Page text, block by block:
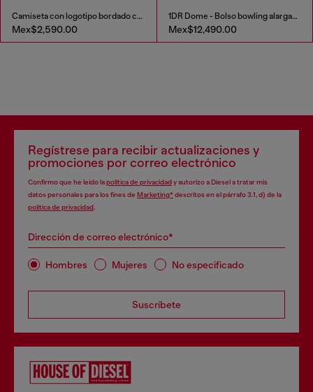
Camiseta con logotipo bordado con abertura
Mex$2,590.00
1DR Dome - Bolso bowling alargado en piel
Mex$12,490.00
Regístrese para recibir actualizaciones y
promociones por correo electrónico
Confirmo que he leído lapolítica de privacidady autorizo a Diesel a tratar mis
datos personales para los fines de Marketing*descritos en el párrafo 3.1, d) de la
política de privacidad.
Dirección de correo electrónico*
Hombres Mujeres No especificado
Suscríbete